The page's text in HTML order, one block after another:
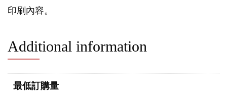
印刷內容。
Additional information
最低訂購量